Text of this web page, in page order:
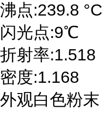
沸点:239.8
闪光点:9℃
折射率:1.518
密度:1.168
外观白色粉末